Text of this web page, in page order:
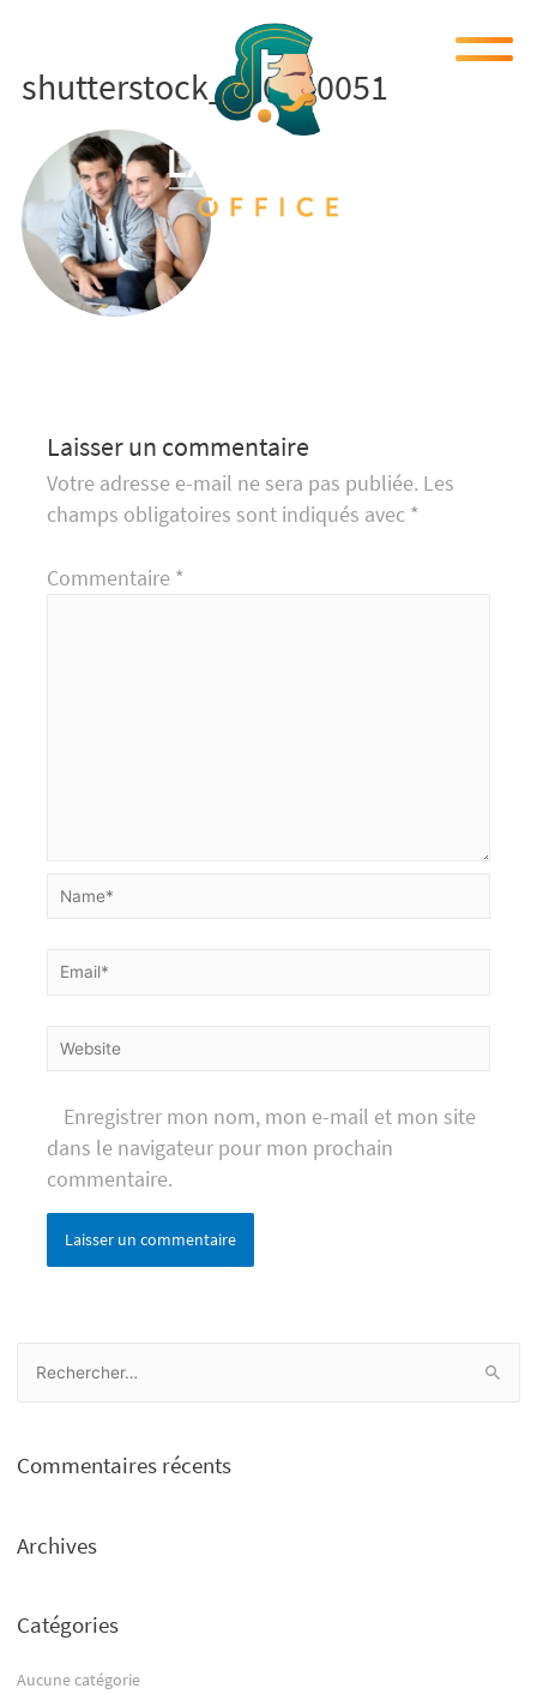
shutterstock_160940051
Laisser un commentaire
Votre adresse e-mail ne sera pas publiée. Les
champs obligatoires sont indiqués avec *
Commentaire *
Name*
Email*
Website
Enregistrer mon nom, mon e-mail et mon site
dans le navigateur pour mon prochain
commentaire.
h
c
e
Commentaires récents
Archives
Catégories
Aucune catégorie